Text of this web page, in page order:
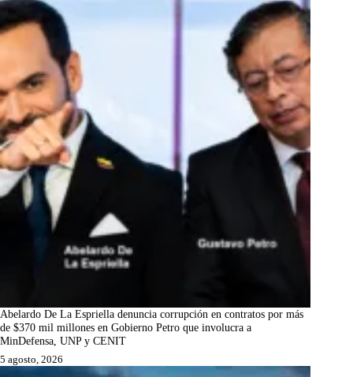
Abelardo De La Espriella denuncia corrupción en contratos por más
de $370 mil millones en Gobierno Petro que involucra a
MinDefensa, UNP y CENIT
5 agosto, 2026